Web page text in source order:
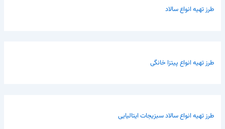
طرز تهیه انواع سالاد
طرز تهیه انواع پیتزا خانگی
طرز تهیه انواع سالاد سبزیجات ایتالیایی